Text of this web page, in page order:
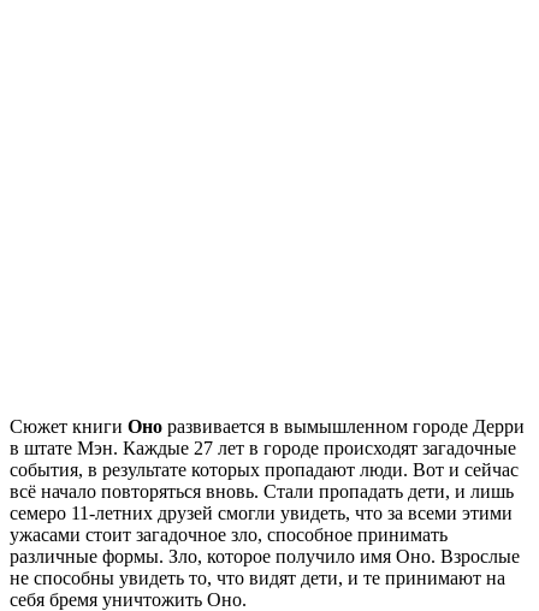
Сюжет книги Оно развивается в вымышленном городе Дерри
в штате Мэн. Каждые 27 лет в городе происходят загадочные
события, в результате которых пропадают люди. Вот и сейчас
всё начало повторяться вновь. Стали пропадать дети, и лишь
семеро 11-летних друзей смогли увидеть, что за всеми этими
ужасами стоит загадочное зло, способное принимать
различные формы. Зло, которое получило имя Оно. Взрослые
не способны увидеть то, что видят дети, и те принимают на
себя бремя уничтожить Оно.